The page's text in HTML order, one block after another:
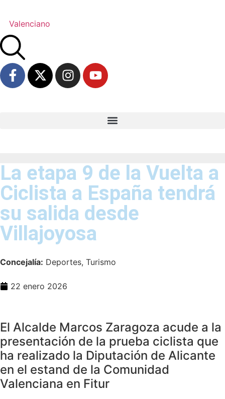
Valenciano
La etapa 9 de la Vuelta a
Ciclista a España tendrá
su salida desde
Villajoyosa
Concejalía: Deportes, Turismo
22 enero 2026
El Alcalde Marcos Zaragoza acude a la
presentación de la prueba ciclista que
ha realizado la Diputación de Alicante
en el estand de la Comunidad
Valenciana en Fitur